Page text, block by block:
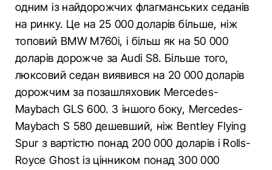
одним із найдорожчих флагманських седанів
на ринку. Це на 25 000 доларів більше, ніж
топовий BMW M760i, і більш як на 50 000
доларів дорожче за Audi S8. Більше того,
люксовий седан виявився на 20 000 доларів
дорожчим за позашляховик Mercedes-
Maybach GLS 600. З іншого боку, Mercedes-
Maybach S 580 дешевший, ніж Bentley Flying
Spur з вартістю понад 200 000 доларів і Rolls-
Royce Ghost із цінником понад 300 000